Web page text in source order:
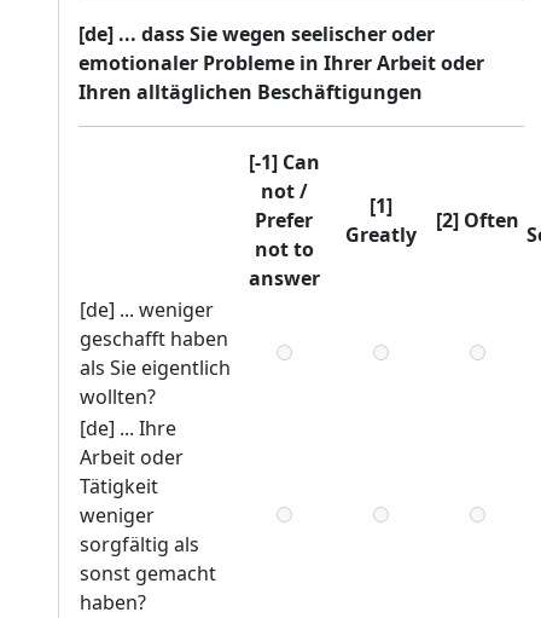
[de] ... dass Sie wegen seelischer oder
emotionaler Probleme in Ihrer Arbeit oder
Ihren alltäglichen Beschäftigungen
[-1] Can
not /
Prefer
not to
answer
[1]
Greatly
[2] Often
[de] ... weniger
geschafft haben
als Sie eigentlich
wollten?
[de] ... Ihre
Arbeit oder
Tätigkeit
weniger
sorgfältig als
sonst gemacht
haben?